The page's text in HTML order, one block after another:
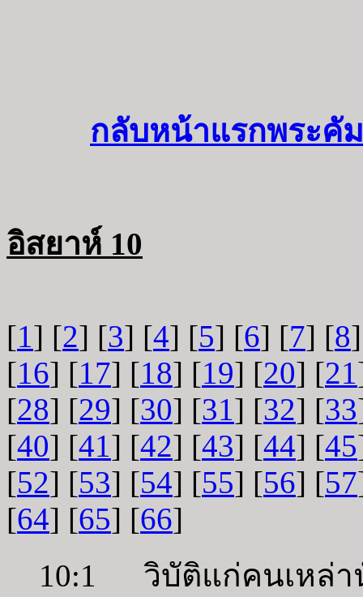
กลับหน้าแรกพระคั
อิสยาห์ 10
[1] [2] [3] [4] [5] [6] [7] [8
[16] [17] [18] [19] [20] [21
[28] [29] [30] [31] [32] [33
[40] [41] [42] [43] [44] [45
[52] [53] [54] [55] [56] [57
[64] [65] [66]
10:1 วิบัติแก่คนเหล่า